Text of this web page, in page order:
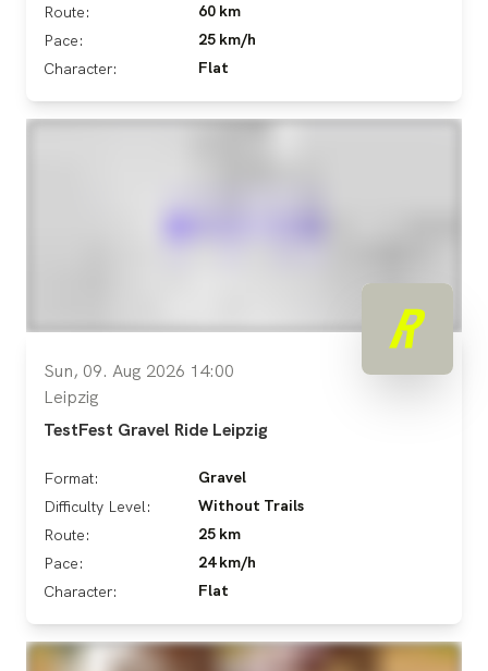
Route:
60 km
Pace:
25 km/h
Character:
Flat
Sun, 09. Aug 2026 14:00
Leipzig
TestFest Gravel Ride Leipzig
Format:
Gravel
Difficulty Level:
Without Trails
Route:
25 km
Pace:
24 km/h
Character:
Flat